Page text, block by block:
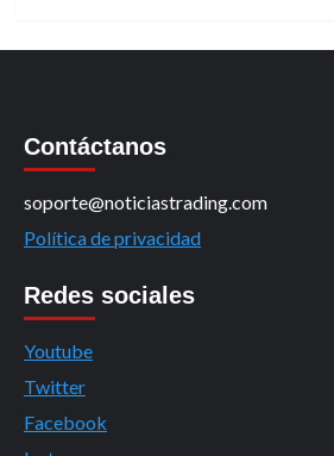
Contáctanos
soporte@noticiastrading.com
Política de privacidad
Redes sociales
Youtube
Twitter
Facebook